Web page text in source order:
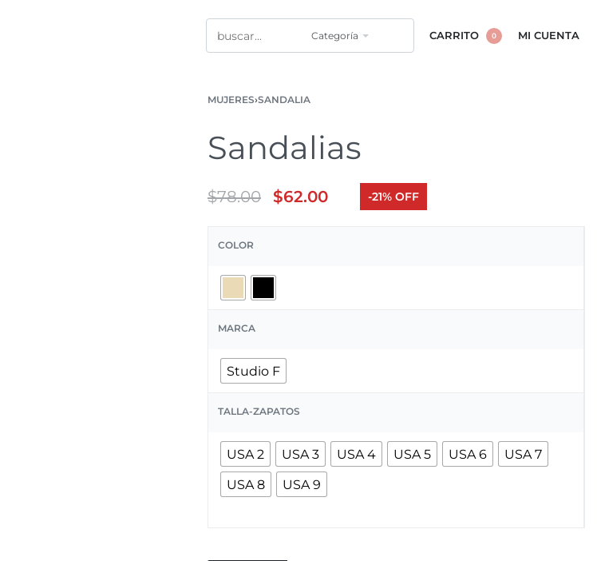
Categoría CARRITO 0 MI CUENTA
MUJERES›SANDALIA
Sandalias
$78.00 $62.00 -21% OFF
COLOR
MARCA
Studio F
TALLA-ZAPATOS
USA 2 USA 3 USA 4 USA 5 USA 6
USA 7
USA 8
USA 9